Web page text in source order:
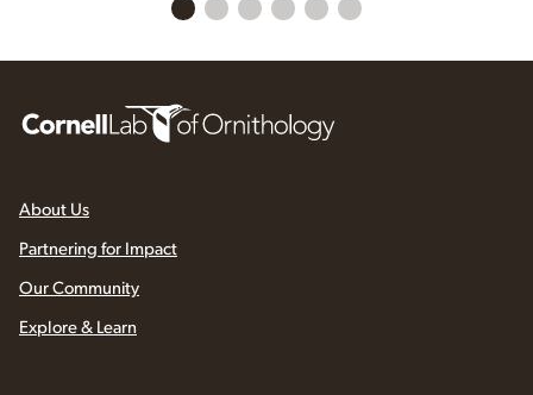
About Us
Partnering for Impact
Our Community
Explore & Learn